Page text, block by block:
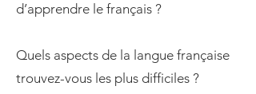
d’apprendre le français ?
Quels aspects de la langue française
trouvez-vous les plus difficiles ?